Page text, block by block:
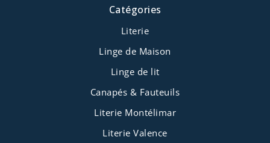
Catégories
Literie
Linge de Maison
Linge de lit
Canapés & Fauteuils
Literie Montélimar
Literie Valence